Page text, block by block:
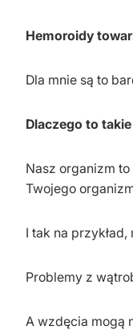
Hemoroidy
Dla mnie są to
Dlaczego to
Nasz organizm
Twojego
I tak na
Problemy z
A wzdęcia mogą